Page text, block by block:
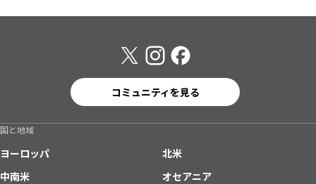
コミュニティを見る
国と地域
ヨーロッパ
北米
中南米
オセアニア